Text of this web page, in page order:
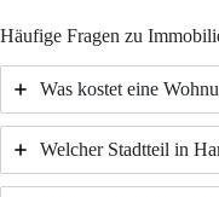
Häufige Fragen zu
Was kostet eine
Welcher Stadtteil in